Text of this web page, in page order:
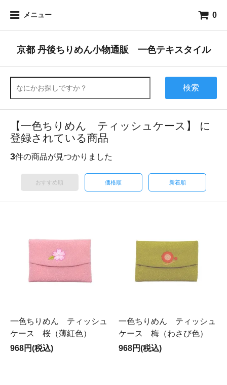
メニュー 0
京都 丹後ちりめん小物通販 一色テキスタイル
検索
【一色ちりめん ティッシュケース】 に
登録されている商品
3件の商品が見つかりました
おすすめ順 価格順 新着順
一色ちりめん ティッシュ
ケース 桜（薄紅色）
968円(税込)
一色ちりめん ティッシュ
ケース 梅（わさび色）
968円(税込)